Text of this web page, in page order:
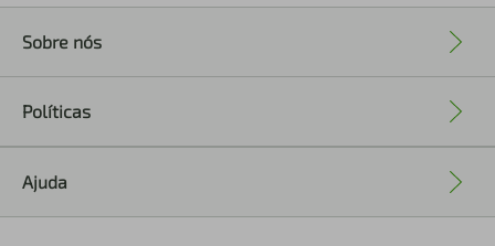
Sobre nós
Políticas
Ajuda